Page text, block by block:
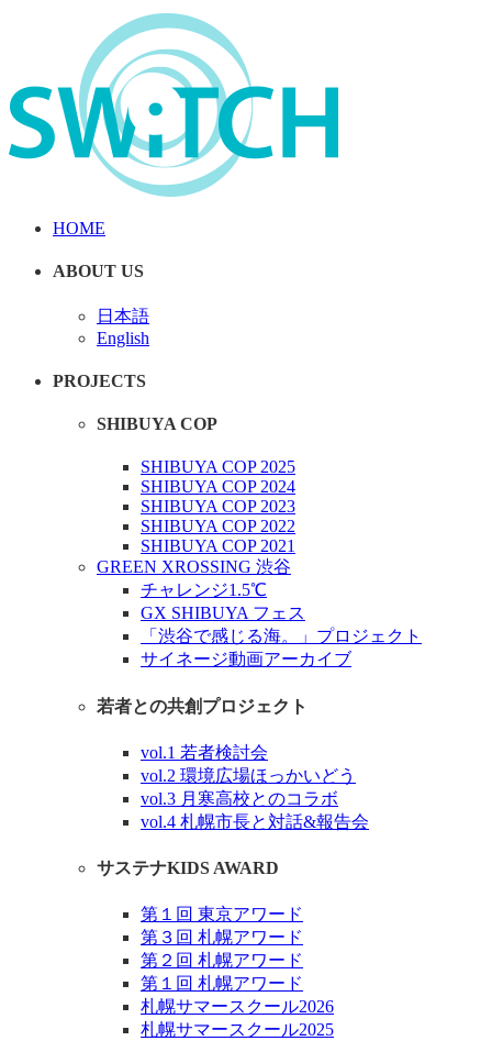
HOME
ABOUT US
日本語
English
PROJECTS
SHIBUYA COP
SHIBUYA COP 2025
SHIBUYA COP 2024
SHIBUYA COP 2023
SHIBUYA COP 2022
SHIBUYA COP 2021
GREEN XROSSING 渋谷
チャレンジ1.5℃
GX SHIBUYA フェス
「渋谷で感じる海。」プロジェクト
サイネージ動画アーカイブ
若者との共創プロジェクト
vol.1 若者検討会
vol.2 環境広場ほっかいどう
vol.3 月寒高校とのコラボ
vol.4 札幌市長と対話&報告会
サステナKIDS AWARD
第１回 東京アワード
第３回 札幌アワード
第２回 札幌アワード
第１回 札幌アワード
札幌サマースクール2026
札幌サマースクール2025